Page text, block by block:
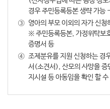
경우 주민등록등본 생략 가능
③ 영아의 부모 이외의 자가 신
※ 주민등록등본, 가정위탁보
증명서 등
④ 조제분유를 지원 신청하는 경
서(소견서), 산모의 사망을 증
지시설 등 아동임을 확인 할